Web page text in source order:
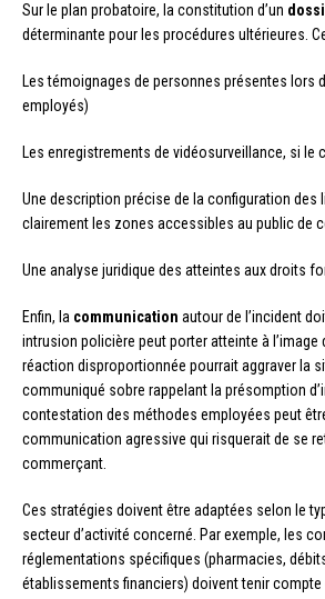
Sur le plan probatoire, la constitution d’un
déterminante pour les procédures ultérieures.
Les témoignages de personnes présentes lors
employés)
Les enregistrements de vidéosurveillance, si le
Une description précise de la configuration des
clairement les zones accessibles au public de
Une analyse juridique des atteintes aux droits
Enfin, la communication autour de l’incident
intrusion policière peut porter atteinte à l’image
réaction disproportionnée pourrait aggraver la
communiqué sobre rappelant la présomption
contestation des méthodes employées peut
communication agressive qui risquerait de se
commerçant.
Ces stratégies doivent être adaptées selon le
secteur d’activité concerné. Par exemple, les
réglementations spécifiques (pharmacies,
établissements financiers) doivent tenir